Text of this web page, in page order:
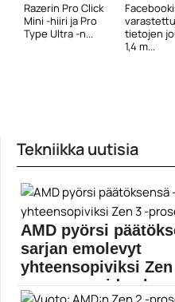
Razerin Pro Click
Mini -hiiri ja Pro
Type Ultra -n...
tietojen
1,4 m...
Tekniikka uutisia
AMD pyörsi
sarjan emolevyt
yhteensopiviksi Zen
prosessoreiden